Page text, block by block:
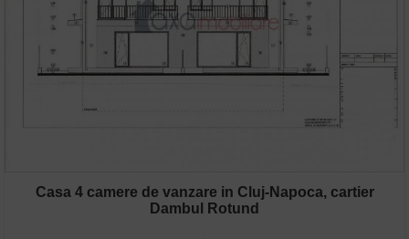
Casa 4 camere de vanzare in Cluj-Napoca, cartier
Dambul Rotund